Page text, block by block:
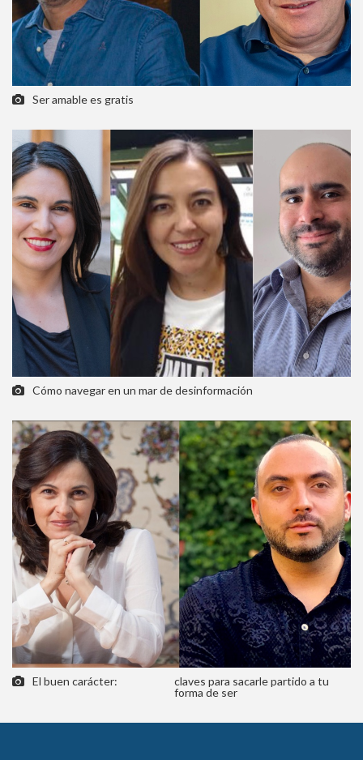
Ser amable es gratis
Cómo navegar en un mar de desinformación
El buen carácter:
claves para sacarle partido a tu
forma de ser